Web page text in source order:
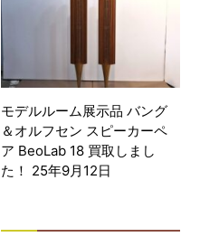
モデルルーム展示品 バング
＆オルフセン スピーカーペ
ア BeoLab 18 買取しまし
た！ 25年9月12日